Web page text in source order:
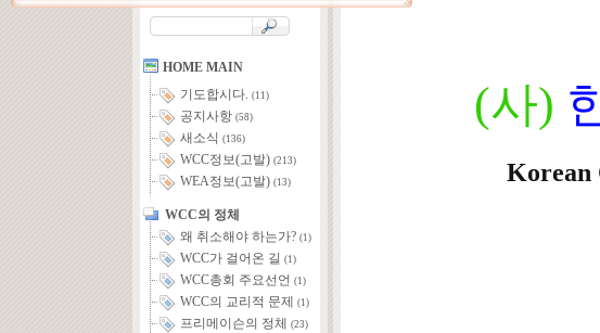
HOME MAIN
기도합시다. (11)
공지사항 (58)
새소식 (136)
WCC정보(고발) (213)
WEA정보(고발) (13)
WCC의 정체
왜 취소해야 하는가? (1)
WCC가 걸어온 길 (1)
WCC총회 주요선언 (1)
WCC의 교리적 문제 (1)
프리메이슨의 정체 (23)
(사)
Korean